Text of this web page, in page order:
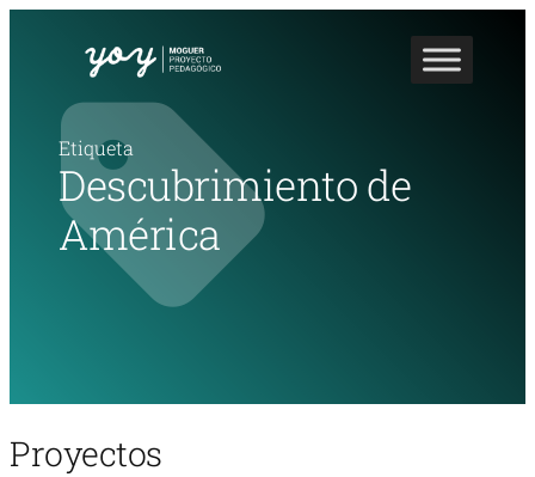
Etiqueta
Descubrimiento de
América
Proyectos